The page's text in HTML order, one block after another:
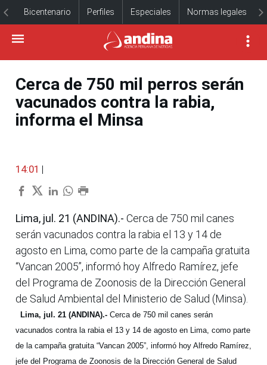
Bicentenario Perfiles Especiales Normas legales
Cerca de 750 mil perros serán
vacunados contra la rabia,
informa el Minsa
14:01 |
Lima, jul. 21 (ANDINA).- Cerca de 750 mil canes
serán vacunados contra la rabia el 13 y 14 de
agosto en Lima, como parte de la campaña gratuita
“Vancan 2005”, informó hoy Alfredo Ramírez, jefe
del Programa de Zoonosis de la Dirección General
de Salud Ambiental del Ministerio de Salud (Minsa).
Lima, jul. 21 (ANDINA).- Cerca de 750 mil canes serán
vacunados contra la rabia el 13 y 14 de agosto en Lima, como parte
de la campaña gratuita “Vancan 2005”, informó hoy Alfredo Ramírez,
jefe del Programa de Zoonosis de la Dirección General de Salud